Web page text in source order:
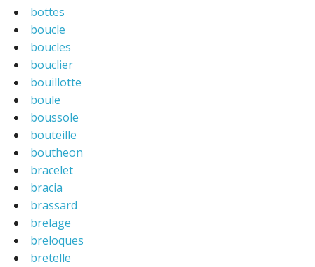
bottes
boucle
boucles
bouclier
bouillotte
boule
boussole
bouteille
boutheon
bracelet
bracia
brassard
brelage
breloques
bretelle